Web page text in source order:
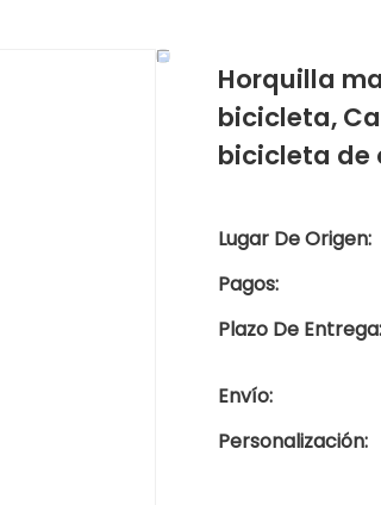
Horquilla
bicicleta,
bicicleta de
Lugar De Origen:
Pagos:
Plazo De Entrega:
Envío:
Personalización: